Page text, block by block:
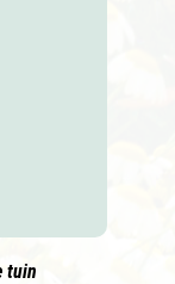
tuin